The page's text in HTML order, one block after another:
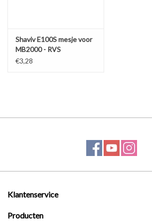
Shaviv E100S mesje voor
MB2000 - RVS
€3,28
Klantenservice
Producten